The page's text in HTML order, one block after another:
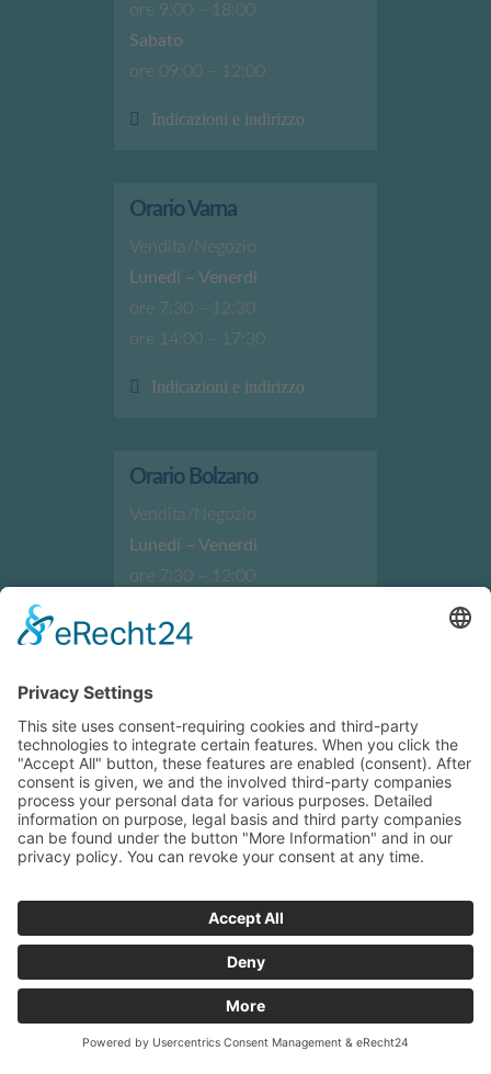
NEWCOLORS
2023/2024
ore 9:00 – 18:00
Sabato
ore 09:00 – 12:00
Indicazioni e indirizzo
Orario Varna
Vendita/Negozio
Lunedi – Venerdi
ore 7:30 – 12:30
ore 14:00 – 17:30
Indicazioni e indirizzo
Orario Bolzano
Vendita/Negozio
Lunedi – Venerdi
ore 7:30 – 12:00
Orario Brunico
Vendita/Negozio
Lunedi – Venerdi
ore 7:30 – 12:00
Indicazioni e indirizzo
© New Colors GmbH P.IVA: 02208510210
Privacy Impressum powered by trend-media